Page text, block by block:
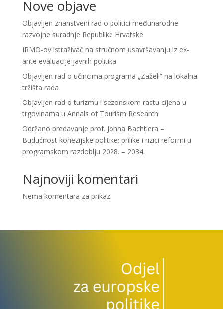
Nove objave
Objavljen znanstveni rad o politici međunarodne
razvojne suradnje Republike Hrvatske
IRMO-ov istraživač na stručnom usavršavanju iz ex-
ante evaluacije javnih politika
Objavljen rad o učincima programa „Zaželi“ na lokalna
tržišta rada
Objavljen rad o turizmu i sezonskom rastu cijena u
trgovinama u Annals of Tourism Research
Održano predavanje prof. Johna Bachtlera –
Budućnost kohezijske politike: prilike i rizici reformi u
programskom razdoblju 2028. – 2034.
Najnoviji komentari
Nema komentara za prikaz.